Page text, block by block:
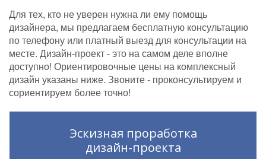
Для тех, кто не уверен нужна ли ему помощь
дизайнера, мы предлагаем бесплатную консультацию
по телефону или платный выезд для консультации на
месте. Дизайн-проект - это на самом деле вполне
доступно! Ориентировочные цены на комплексный
дизайн указаны ниже. Звоните - проконсультируем и
сориентируем более точно!
Эскизная проработка
дизайн-проекта